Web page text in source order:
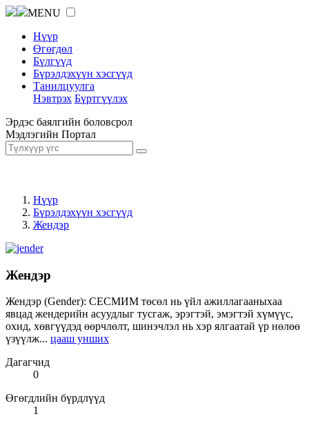
MENU
Нүүр
Өгөгдөл
Бүлгүүд
Бүрэлдэхүүн хэсгүүд
Танилцуулга
Нэвтрэх Бүртгүүлэх
Эрдэс баялгийн боловсрол
Мэдлэгийн Портал
Нүүр
Бүрэлдэхүүн хэсгүүд
Жендэр
Жендэр
Жендэр (Gender): СЕСМИМ төсөл нь үйл ажиллагааныхаа
явцад жендерийн асуудлыг тусгаж, эрэгтэй, эмэгтэй хүмүүс,
охид, хөвгүүдэд өөрчлөлт, шинэчлэл нь хэр ялгаатай үр нөлөө
үзүүлж... цааш унших
Дагагчид
0
Өгөгдлийн бүрдлүүд
1